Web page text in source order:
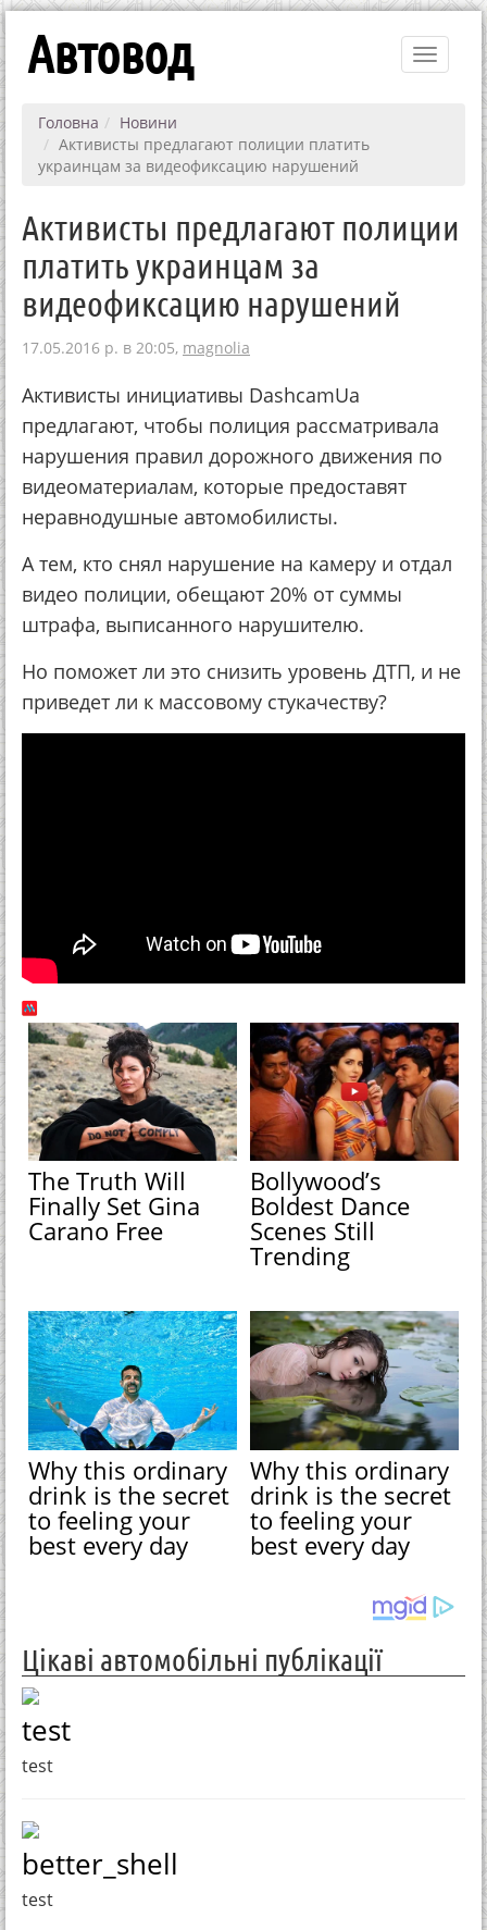
Toggle
Автовод
Головна
Новини
Активисты предлагают полиции платить
украинцам за видеофиксацию нарушений
Активисты предлагают полиции
платить украинцам за
видеофиксацию нарушений
17.05.2016 р. в 20:05, magnolia
Активисты инициативы DashcamUa
предлагают, чтобы полиция рассматривала
нарушения правил дорожного движения по
видеоматериалам, которые предоставят
неравнодушные автомобилисты.
А тем, кто снял нарушение на камеру и отдал
видео полиции, обещают 20% от суммы
штрафа, выписанного нарушителю.
Но поможет ли это снизить уровень ДТП, и не
приведет ли к массовому стукачеству?
The Truth Will
Finally Set Gina
Carano Free
Bollywood’s
Boldest Dance
Scenes Still
Trending
Why this ordinary
drink is the secret
to feeling your
best every day
Why this ordinary
drink is the secret
to feeling your
best every day
Цікаві автомобільні публікації
test
test
better_shell
test